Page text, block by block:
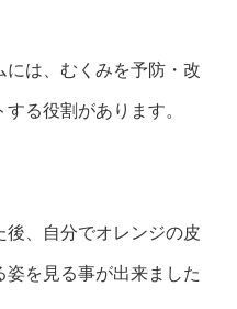
には、むくみを予防・改
る役割があります。
後、自分でオレンジの皮
姿を見る事が出来ました